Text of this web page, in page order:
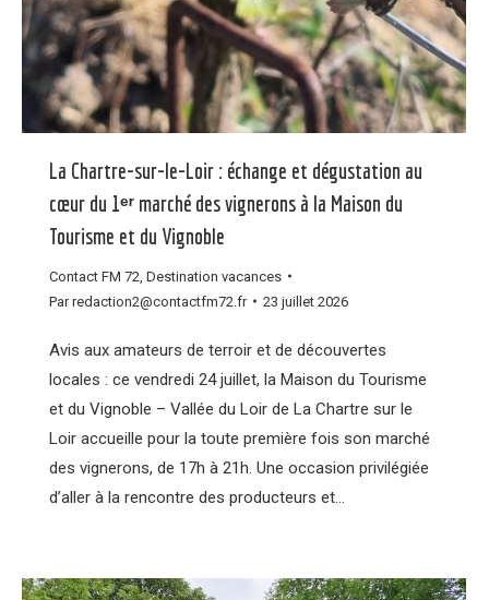
La Chartre-sur-le-Loir : échange et dégustation au
cœur du 1ᵉʳ marché des vignerons à la Maison du
Tourisme et du Vignoble
Contact FM 72 Destination vacances
Parredaction2@contactfm72.fr 23 juillet 2026
Avis aux amateurs de terroir et de découvertes
locales : ce vendredi 24 juillet, la Maison du Tourisme
et du Vignoble – Vallée du Loir de La Chartre sur le
Loir accueille pour la toute première fois son marché
des vignerons, de 17h à 21h. Une occasion privilégiée
d’aller à la rencontre des producteurs et…